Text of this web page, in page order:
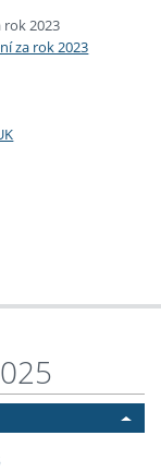
2023
za rok 2023